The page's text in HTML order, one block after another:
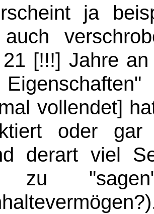
ja
[!!!] Jahre
vollendet]
oder gar
derart viel
zu